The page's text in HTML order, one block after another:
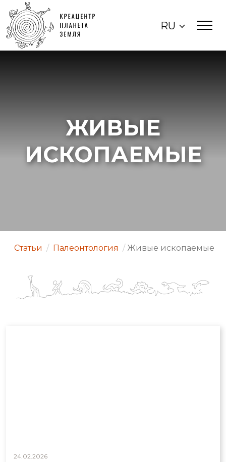
RU
ЖИВЫЕ
ИСКОПАЕМЫЕ
Статьи / Палеонтология / Живые ископаемые
24.02.2026